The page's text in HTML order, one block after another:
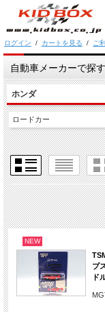
ログイン / カートを見る / ご
自動車メーカーで探す
ホンダ
ロードカー
NEW
プ
ド